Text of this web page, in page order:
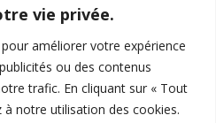
vie privée.
améliorer votre expérience
ou des contenus
trafic. En cliquant sur « Tout
notre utilisation des cookies.
d'Or